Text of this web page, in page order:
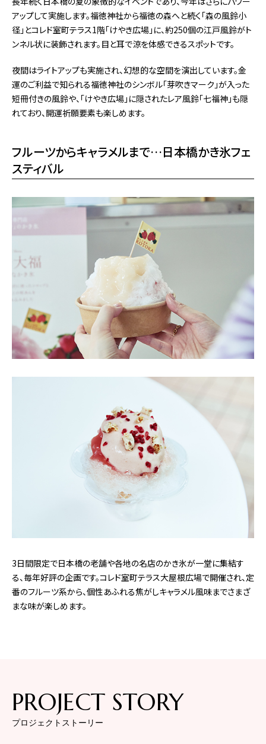
アップして実施します。福徳神社から福徳の森へと続く「森の風鈴小
径」とコレド室町テラス1階「けやき広場」に、約250個の江戸風鈴がト
ンネル状に装飾されます。目と耳で涼を体感できるスポットです。
夜間はライトアップも実施され、幻想的な空間を演出しています。金
運のご利益で知られる福徳神社のシンボル「芽吹きマーク」が入った
短冊付きの風鈴や、「けやき広場」に隠されたレア風鈴「七福神」も隠
れており、開運祈願要素も楽しめます。
フルーツからキャラメルまで…日本橋かき氷フェ
スティバル
3日間限定で日本橋の老舗や各地の名店のかき氷が一堂に集結す
る、毎年好評の企画です。コレド室町テラス大屋根広場で開催され、定
番のフルーツ系から、個性あふれる焦がしキャラメル風味までさまざ
まな味が楽しめます。
PROJECT STORY
プロジェクトストーリー